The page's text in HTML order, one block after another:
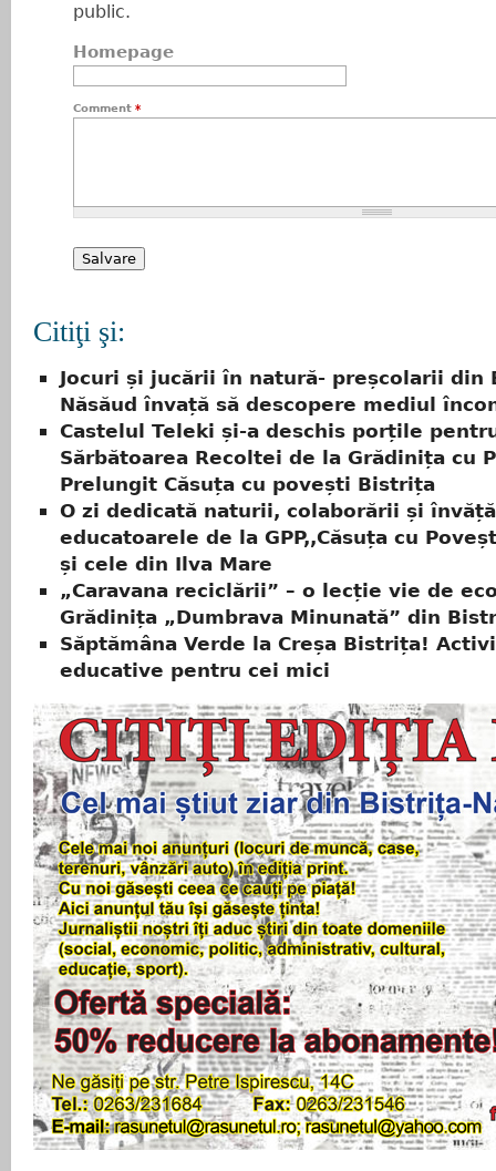
public.
Homepage
Comment *
Citiţi şi:
Jocuri și jucării în natură- preșcolarii din
Năsăud învață să descopere mediul
Castelul Teleki și-a deschis porțile
Sărbătoarea Recoltei de la Grădinița cu
Prelungit Căsuța cu povești Bistrița
O zi dedicată naturii, colaborării și
educatoarele de la GPP,,Căsuța cu
și cele din Ilva Mare
„Caravana reciclării” – o lecție vie de
Grădinița „Dumbrava Minunată” din
Săptămâna Verde la Creșa Bistrița!
educative pentru cei mici